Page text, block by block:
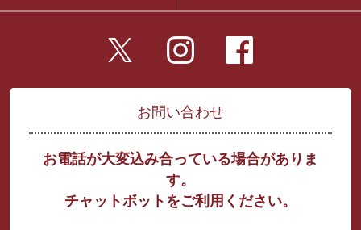
お問い合わせ
お電話が大変込み合っている場合がありま
す。
チャットボットをご利用ください。